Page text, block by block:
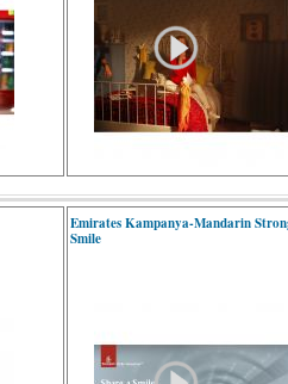
Emirates Kampanya-Mandarin
Smile